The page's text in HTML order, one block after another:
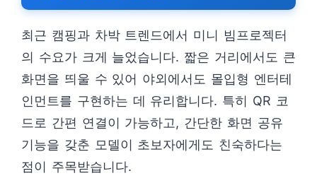
최근 캠핑과 차박 트렌드에서 미니 빔프로젝터
의 수요가 크게 늘었습니다. 짧은 거리에서도 큰
화면을 띄울 수 있어 야외에서도 몰입형 엔터테
인먼트를 구현하는 데 유리합니다. 특히 QR 코
드로 간편 연결이 가능하고, 간단한 화면 공유
기능을 갖춘 모델이 초보자에게도 친숙하다는
점이 주목받습니다.